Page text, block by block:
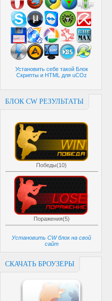
Установить себе такой Блок
Скрипты и HTML для uCOz
БЛОК CW РЕЗУЛЬТАТЫ
Победы(10)
Поражения(5)
Установить CW блок на свой
сайт
СКАЧАТЬ БРОУЗЕРЫ